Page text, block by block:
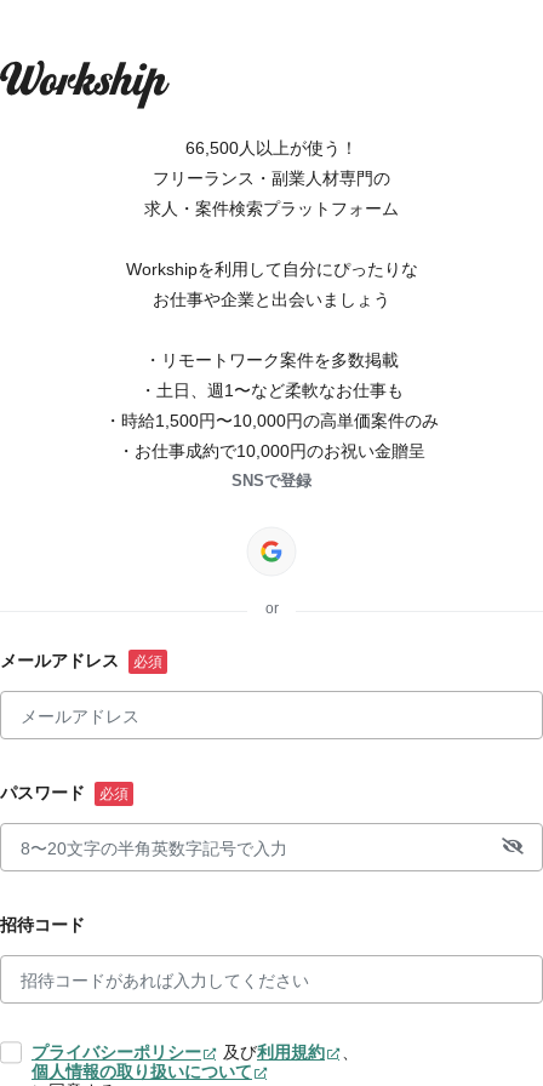
66,500人以上が使う！
フリーランス・副業人材専門の
求人・案件検索プラットフォーム
Workshipを利用して自分にぴったりな
お仕事や企業と出会いましょう
・リモートワーク案件を多数掲載
・土日、週1〜など柔軟なお仕事も
・時給1,500円〜10,000円の高単価案件のみ
・お仕事成約で10,000円のお祝い金贈呈
SNSで登録
or
メールアドレス
パスワード
招待コード
プライバシーポリシー 及び利用規約
、
個人情報の取り扱いについて